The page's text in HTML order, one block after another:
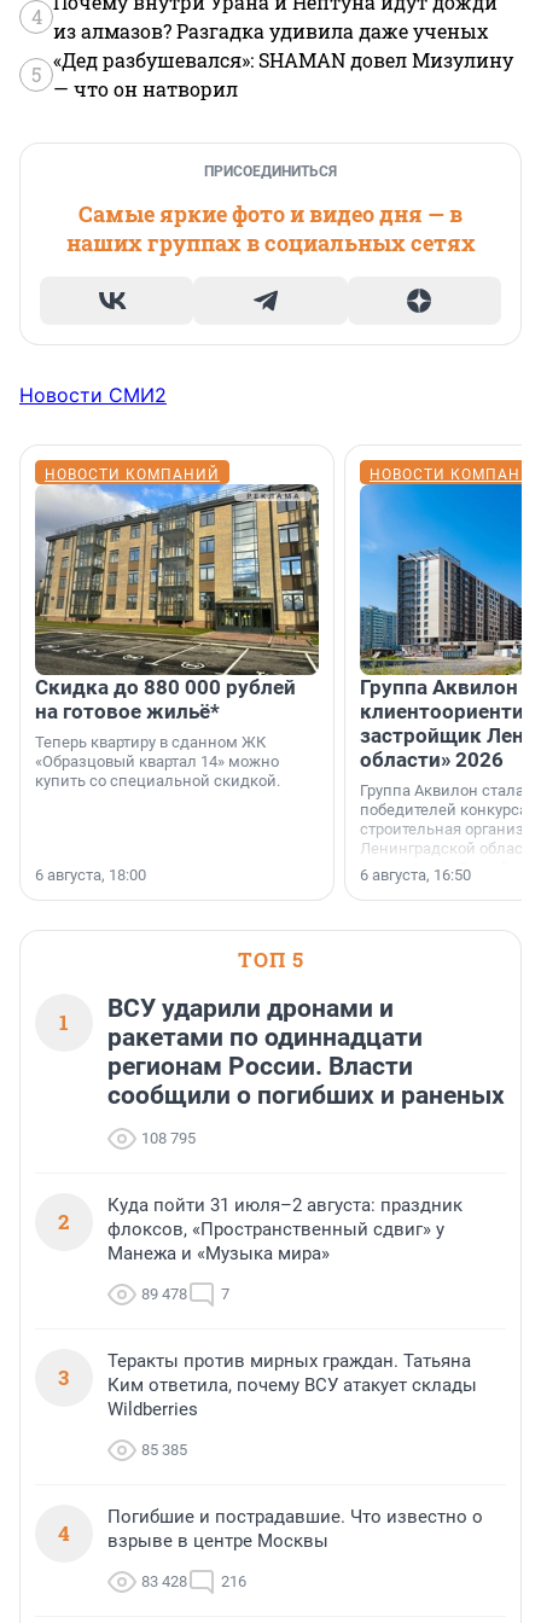
4
из алмазов? Разгадка удивила даже ученых
5
«Дед разбушевался»: SHAMAN довел Мизулину
— что он натворил
ПРИСОЕДИНИТЬСЯ
Самые яркие фото и видео дня — в
наших группах в социальных сетях
Новости СМИ2
НОВОСТИ КОМПАНИЙ
Скидка до 880 000 рублей
на готовое жильё*
Теперь квартиру в сданном ЖК
«Образцовый квартал 14» можно
купить со специальной скидкой.
6 августа, 18:00
НОВОСТИ
Группа Аквилон
застройщик
области» 2026
Группа Аквилон стала
победителей конкурса
строительная
Ленинградской области
номинации «Самый
застройщик
6 августа, 16:50
ТОП 5
1
ВСУ ударили дронами и
ракетами по одиннадцати
регионам России. Власти
сообщили о погибших и раненых
108 795
2
Куда пойти 31 июля–2 августа: праздник
флоксов, «Пространственный сдвиг» у
Манежа и «Музыка мира»
89 478 7
3
Теракты против мирных граждан. Татьяна
Ким ответила, почему ВСУ атакует склады
Wildberries
85 385
4
Погибшие и пострадавшие. Что известно о
взрыве в центре Москвы
83 428 216